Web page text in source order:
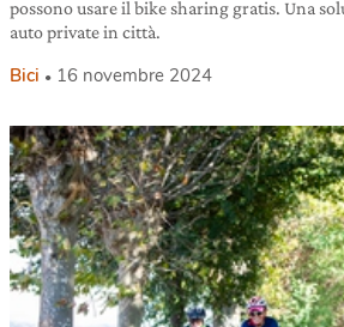
possono usare il bike sharing gratis. Una
auto private in città.
Bici 16 novembre 2024